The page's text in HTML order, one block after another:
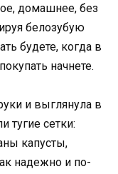
домашнее, без
белозубую
будете, когда в
начнете.
и выглянула в
тугие сетки:
капусты,
надежно и по-